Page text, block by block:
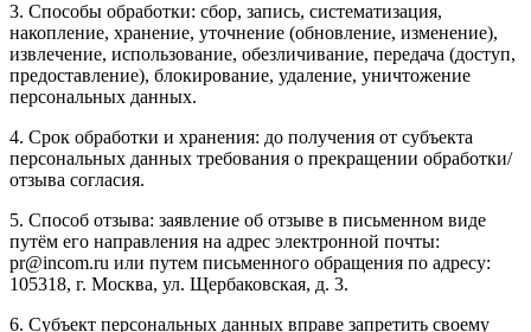
3. Способы обработки: сбор, запись, систематизация,
накопление, хранение, уточнение (обновление, изменение),
извлечение, использование, обезличивание, передача (доступ,
предоставление), блокирование, удаление, уничтожение
персональных данных.
4. Срок обработки и хранения: до получения от субъекта
персональных данных требования о прекращении обработки/
отзыва согласия.
5. Способ отзыва: заявление об отзыве в письменном виде
путём его направления на адрес электронной почты:
pr@incom.ru или путем письменного обращения по адресу:
105318, г. Москва, ул. Щербаковская, д. 3.
6. Субъект персональных данных вправе запретить своему